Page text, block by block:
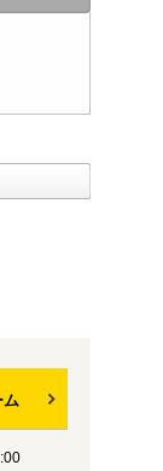
ム